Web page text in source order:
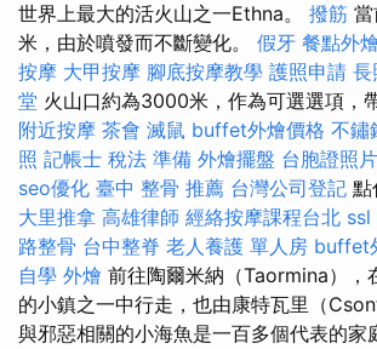
世界上最大的活火山之一Ethna。 撥筋
米，由於噴發而不斷變化。 假牙 餐點外燴
按摩 大甲按摩 腳底按摩教學 護照申請 長
堂 火山口約為3000米，作為可選選項，
附近按摩 茶會 滅鼠 buffet外燴價格 不鏽
照 記帳士 稅法 準備 外燴擺盤 台胞證照片
seo優化 臺中 整骨 推薦 台灣公司登記 點
大里推拿 高雄律師 經絡按摩課程台北 ssl
路整骨 台中整脊 老人養護 單人房 buffet
自學 外燴 前往陶爾米納（Taormina），
的小鎮之一中行走，也由康特瓦里（
與邪惡相關的小海魚是一百多個代表的家